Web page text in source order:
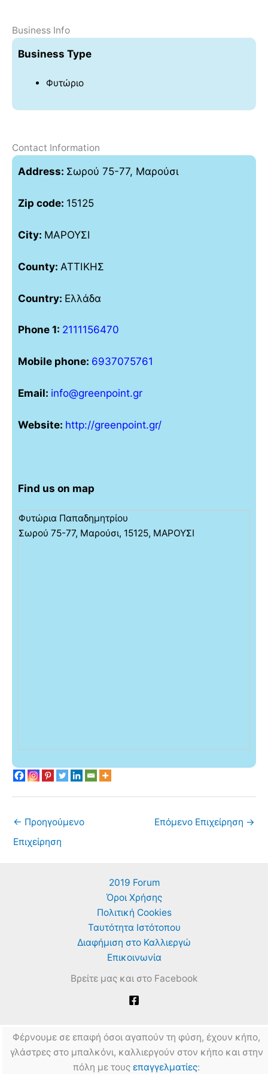
Business Info
Business Type
Φυτώριο
Contact Information
Address: Σωρού 75-77, Μαρούσι
Zip code: 15125
City: ΜΑΡΟΥΣΙ
County: ΑΤΤΙΚΗΣ
Country: Ελλάδα
Phone 1: 2111156470
Mobile phone: 6937075761
Email: info@greenpoint.gr
Website: http://greenpoint.gr/
Find us on map
Φυτώρια Παπαδημητρίου
Σωρού 75-77, Μαρούσι, 15125, ΜΑΡΟΥΣΙ
← Προηγούμενο
Επιχείρηση
Επόμενο Επιχείρηση →
2019 Forum
Όροι Χρήσης
Πολιτική Cookies
Ταυτότητα Ιστότοπου
Διαφήμιση στο Καλλιεργώ
Επικοινωνία
Βρείτε μας και στο Facebook
Φέρνουμε σε επαφή όσοι αγαπούν τη φύση, έχουν κήπο,
γλάστρες στο μπαλκόνι, καλλιεργούν στον κήπο και στην
πόλη με τους επαγγελματίες: